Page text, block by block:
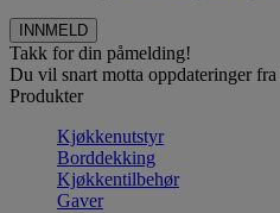
Takk for din påmelding!
Du vil snart motta oppdateringer fra
Produkter
Kjøkkenutstyr
Borddekking
Kjøkkentilbehør
Gaver